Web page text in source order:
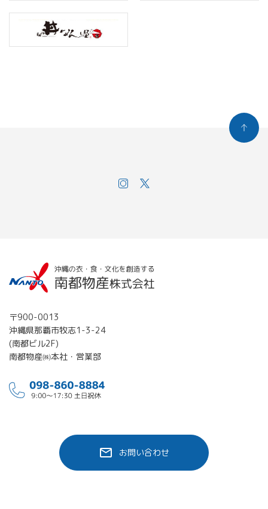
〒900-0013
沖縄県那覇市牧志1-3-24
(南都ビル2F)
南都物産㈱本社・営業部
お問い合わせ